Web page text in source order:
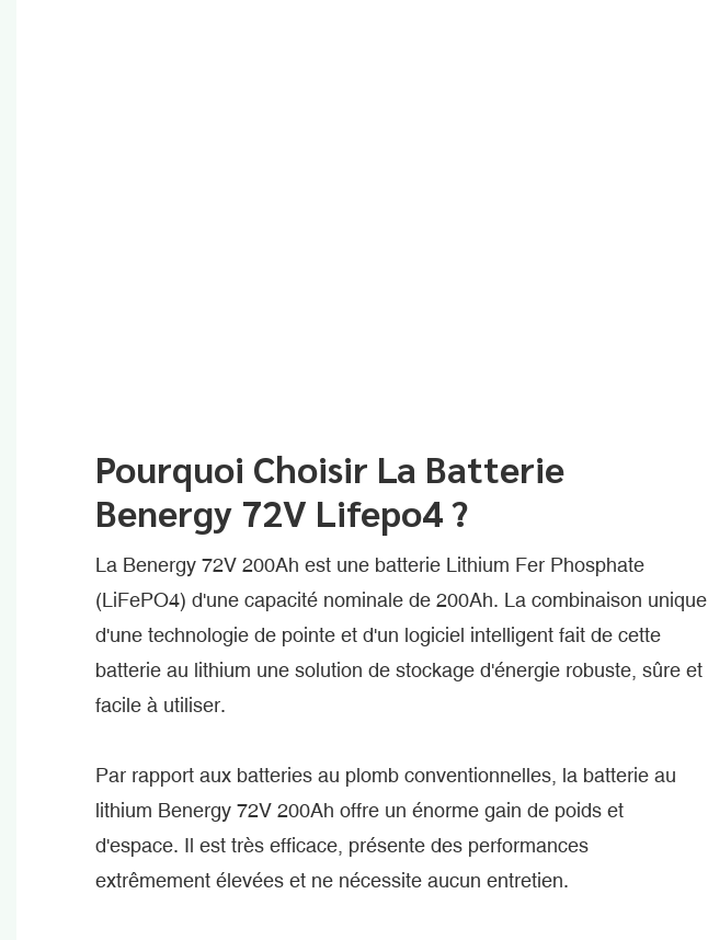
Pourquoi Choisir La Batterie
Benergy 72V Lifepo4 ?
La Benergy 72V 200Ah est une batterie Lithium Fer Phosphate
(LiFePO4) d'une capacité nominale de 200Ah. La combinaison unique
d'une technologie de pointe et d'un logiciel intelligent fait de cette
batterie au lithium une solution de stockage d'énergie robuste, sûre et
facile à utiliser.
Par rapport aux batteries au plomb conventionnelles, la batterie au
lithium Benergy 72V 200Ah offre un énorme gain de poids et
d'espace. Il est très efficace, présente des performances
extrêmement élevées et ne nécessite aucun entretien.